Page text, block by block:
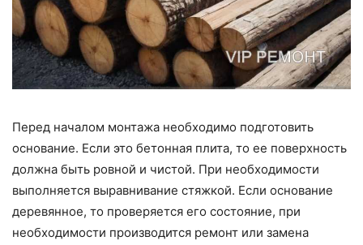
Перед началом монтажа необходимо подготовить
основание. Если это бетонная плита, то ее поверхность
должна быть ровной и чистой. При необходимости
выполняется выравнивание стяжкой. Если основание
деревянное, то проверяется его состояние, при
необходимости производится ремонт или замена